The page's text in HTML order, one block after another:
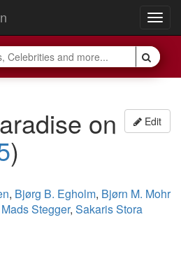
Edit
on
)
, Bjørg B. Egholm, Bjørn M. Mohr
Mads Stegger, Sakaris Stora